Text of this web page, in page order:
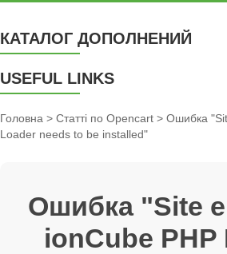
КАТАЛОГ ДОПОЛНЕНИЙ
USEFUL LINKS
Головна > Статті по Opencart > Ошибка
Loader needs to be installed"
Ошибка "Site
ionCube PHP